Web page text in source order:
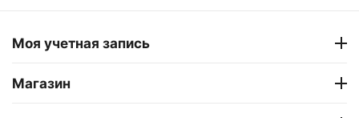
Моя учетная запись
Магазин